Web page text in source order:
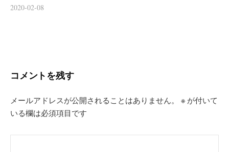
2020-02-08
コメントを残す
メールアドレスが公開されることはありません。 ※ が付いて
いる欄は必須項目です